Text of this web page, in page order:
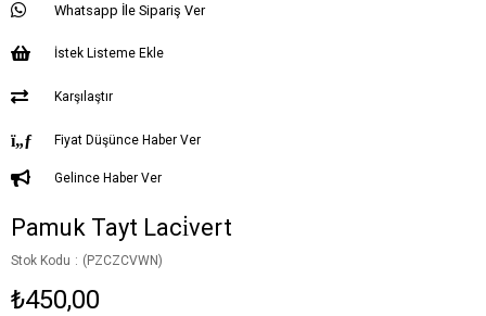
Whatsapp İle Sipariş Ver
İstek Listeme Ekle
Karşılaştır
Fiyat Düşünce Haber Ver
Gelince Haber Ver
Pamuk Tayt Laci̇vert
Stok Kodu (PZCZCVWN)
₺450,00